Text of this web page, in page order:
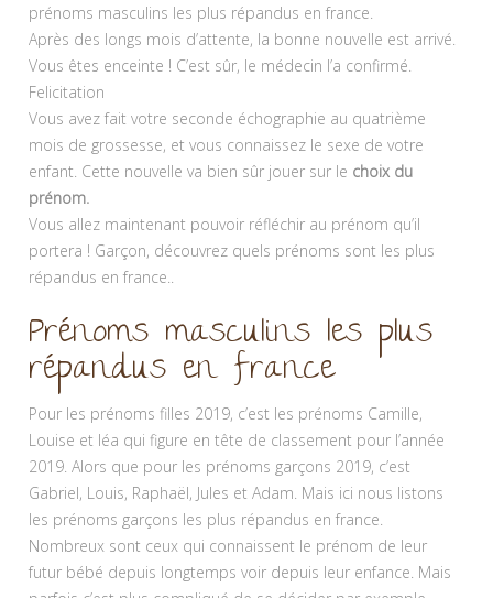
prénoms masculins les plus répandus en france.
Après des longs mois d’attente, la bonne nouvelle est arrivé.
Vous êtes enceinte ! C’est sûr, le médecin l’a confirmé.
Felicitation
Vous avez fait votre seconde échographie au quatrième
mois de grossesse, et vous connaissez le sexe de votre
enfant. Cette nouvelle va bien sûr jouer sur le choix du
prénom.
Vous allez maintenant pouvoir réfléchir au prénom qu’il
portera ! Garçon, découvrez quels prénoms sont les plus
répandus en france..
Prénoms masculins les plus
répandus en france
Pour les prénoms filles 2019, c’est les prénoms Camille,
Louise et léa qui figure en tête de classement pour l’année
2019. Alors que pour les prénoms garçons 2019, c’est
Gabriel, Louis, Raphaël, Jules et Adam. Mais ici nous listons
les prénoms garçons les plus répandus en france.
Nombreux sont ceux qui connaissent le prénom de leur
futur bébé depuis longtemps voir depuis leur enfance. Mais